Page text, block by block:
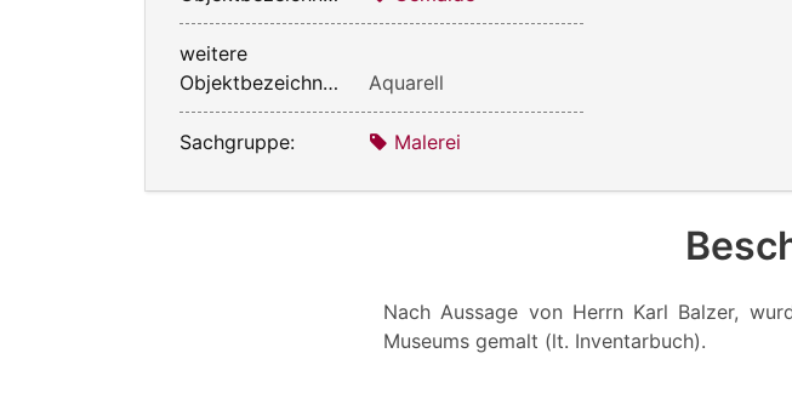
weitere
Objektbezeichnung:
Aquarell
Sachgruppe: Malerei
Nach Aussage von Herrn Karl Balzer,
Museums gemalt (lt. Inventarbuch).